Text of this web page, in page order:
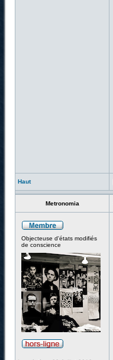
Haut
Metronomia
Objecteuse d'états modifiés
de conscience